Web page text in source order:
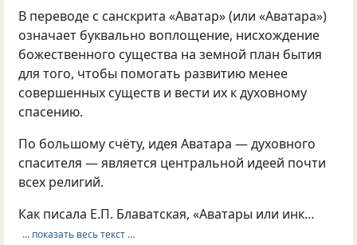
В переводе с санскрита «Аватар» (или «Аватара»)
означает буквально воплощение, нисхождение
божественного существа на земной план бытия
для того, чтобы помогать развитию менее
совершенных существ и вести их к духовному
спасению.
По большому счёту, идея Аватара — духовного
спасителя — является центральной идеей почти
всех религий.
Как писала Е.П. Блаватская, «Аватары или инк…
… показать весь текст …